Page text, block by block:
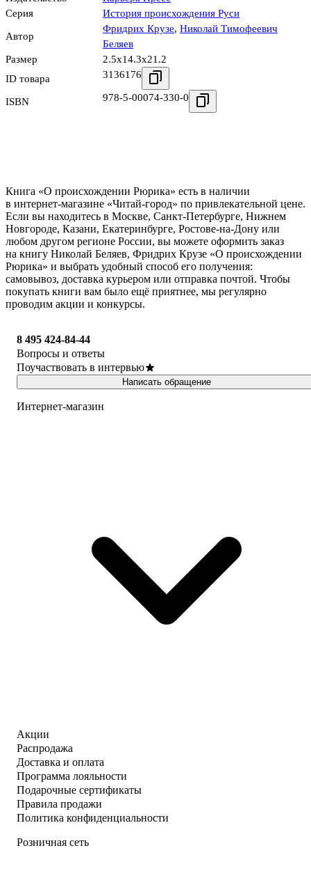
Серия
История происхождения Руси
Автор
Фридрих Крузе, Николай Тимофеевич
Беляев
Размер
2.5x14.3x21.2
ID товара
3136176
ISBN 978-5-00074-330-0
Книга «О происхождении Рюрика» есть в наличии
в интернет-магазине «Читай-город» по привлекательной цене.
Если вы находитесь в Москве, Санкт-Петербурге, Нижнем
Новгороде, Казани, Екатеринбурге, Ростове-на-Дону или
любом другом регионе России, вы можете оформить заказ
на книгу Николай Беляев, Фридрих Крузе «О происхождении
Рюрика» и выбрать удобный способ его получения:
самовывоз, доставка курьером или отправка почтой. Чтобы
покупать книги вам было ещё приятнее, мы регулярно
проводим акции и конкурсы.
8 495 424-84-44
Вопросы и ответы
Поучаствовать в интервью
Написать обращение
Интернет-магазин
Акции
Распродажа
Доставка и оплата
Программа лояльности
Подарочные сертификаты
Правила продажи
Политика конфиденциальности
Розничная сеть